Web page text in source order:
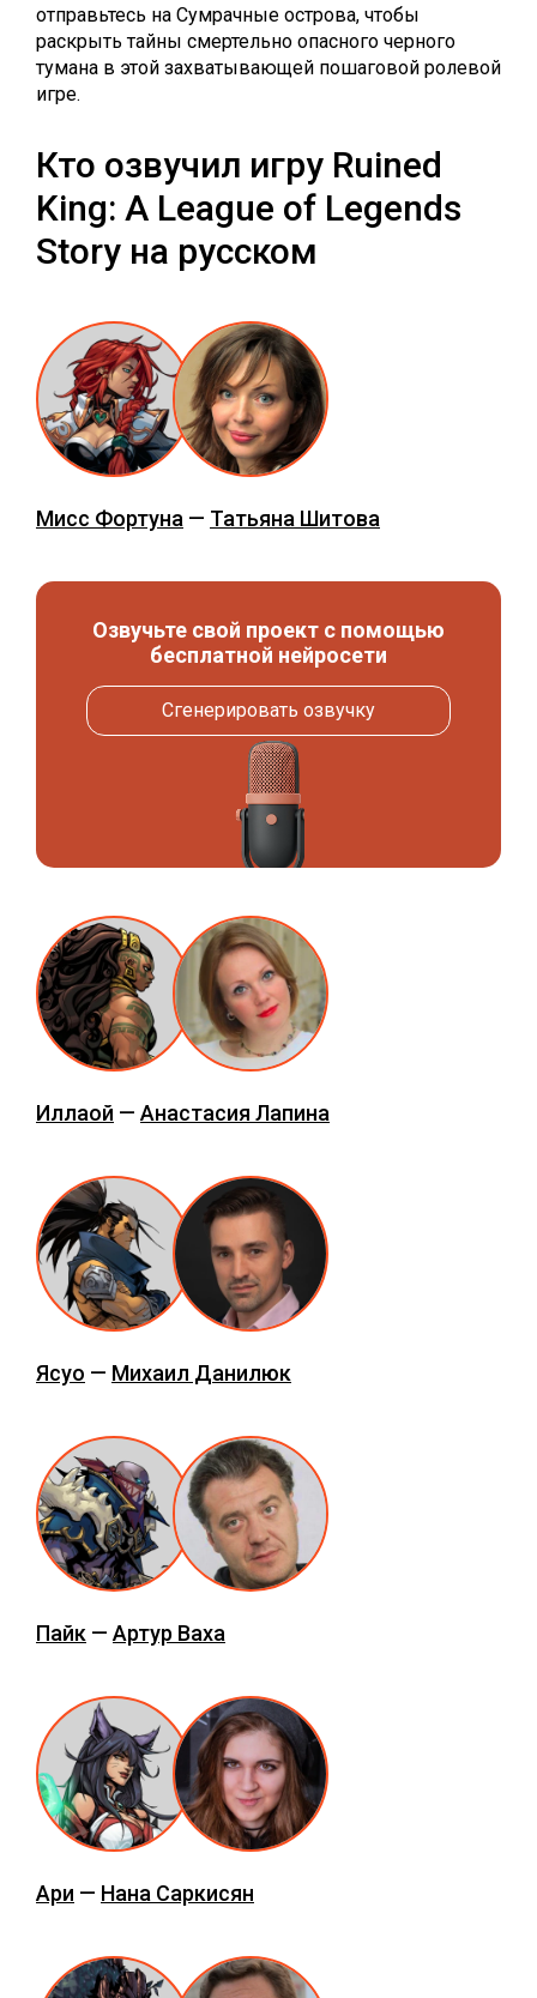
отправьтесь на Сумрачные острова, чтобы
раскрыть тайны смертельно опасного черного
тумана в этой захватывающей пошаговой ролевой
игре.
Кто озвучил игру Ruined
King: A League of Legends
Story на русском
Мисс Фортуна — Татьяна Шитова
Озвучьте свой проект с помощью
бесплатной нейросети
Сгенерировать озвучку
Иллаой — Анастасия Лапина
Ясуо — Михаил Данилюк
Пайк — Артур Ваха
Ари — Нана Саркисян